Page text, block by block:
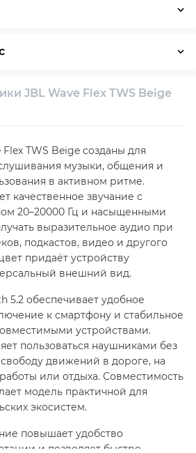
центр
JBL Wave Flex TWS Beige
TWS Beige созданы для
музыки, общения и
в активном ритме.
качественное звучание с
20–20000 Гц и насыщенными
выразительное аудио при
подкастов, видео и другого
придаёт устройству
внешний вид.
5.2 обеспечивает удобное
к смартфону и стабильное
устройствами.
пользоваться наушниками без
движений в дороге, на
или отдыха. Совместимость
модель практичной для
экосистем.
повышает удобство
и позволяет быстро